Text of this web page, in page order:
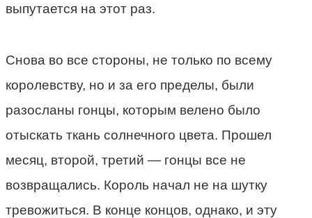
выпутается на этот раз.
Снова во все стороны, не только по всему
королевству, но и за его пределы, были
разосланы гонцы, которым велено было
отыскать ткань солнечного цвета. Прошел
месяц, второй, третий — гонцы все не
возвращались. Король начал не на шутку
тревожиться. В конце концов, однако, и эту